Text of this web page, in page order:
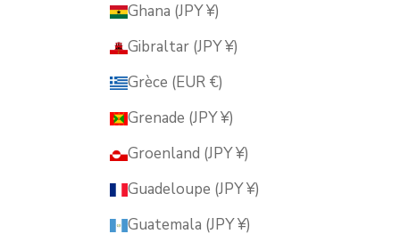
Ghana (JPY ¥)
Gibraltar (JPY ¥)
Grèce (EUR €)
Grenade (JPY ¥)
Groenland (JPY ¥)
Guadeloupe (JPY ¥)
Guatemala (JPY ¥)